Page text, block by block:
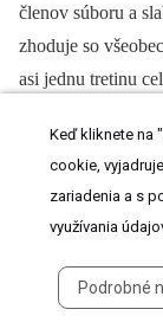
členov súboru a
zhoduje so
asi jednu tretinu
Dieťa so ZP
mechanizmy.
na sietnici
pridáva aj
akomodačnej
vekom postupne
Keď kliknete na
cookie,
zariadenia a s
využívania
Podrobné